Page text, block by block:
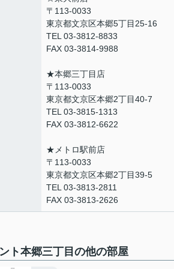
〒113-0033
東京都文京区本郷5丁目25-16
TEL 03-3812-8833
FAX 03-3814-9988
★本郷三丁目店
〒113-0033
東京都文京区本郷2丁目40-7
TEL 03-3815-1313
FAX 03-3812-6622
★メトロ駅前店
〒113-0033
東京都文京区本郷2丁目39-5
TEL 03-3813-2811
FAX 03-3813-2626
ト本郷三丁目の他の部屋